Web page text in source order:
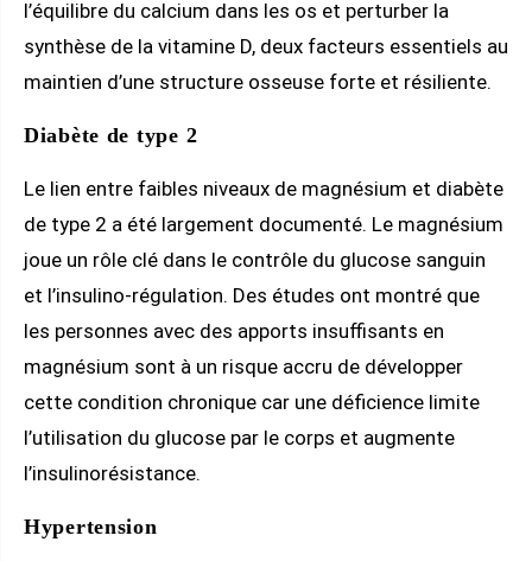
l’équilibre du calcium dans les os et perturber la
synthèse de la vitamine D, deux facteurs essentiels au
maintien d’une structure osseuse forte et résiliente.
Diabète de type 2
Le lien entre faibles niveaux de magnésium et diabète
de type 2 a été largement documenté. Le magnésium
joue un rôle clé dans le contrôle du glucose sanguin
et l’insulino-régulation. Des études ont montré que
les personnes avec des apports insuffisants en
magnésium sont à un risque accru de développer
cette condition chronique car une déficience limite
l’utilisation du glucose par le corps et augmente
l’insulinorésistance.
Hypertension